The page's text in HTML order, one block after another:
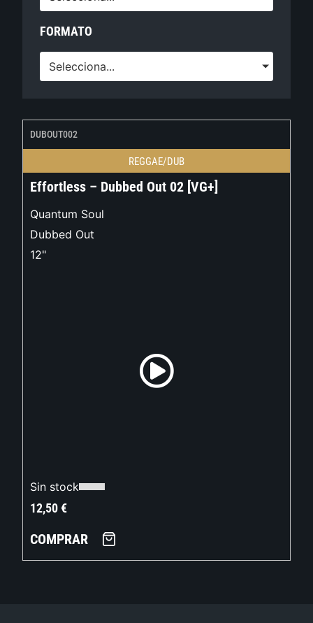
FORMATO
Selecciona...
DUBOUT002
REGGAE/DUB
Effortless – Dubbed Out 02 [VG+]
Quantum Soul
Dubbed Out
12"
Sin stock
12,50€
COMPRAR